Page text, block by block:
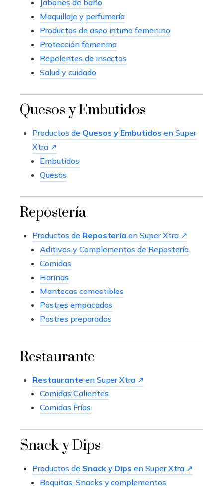
Jabones de baño
Maquillaje y perfumería
Productos de aseo íntimo femenino
Protección femenina
Repelentes de insectos
Salud y cuidado
Quesos y Embutidos
Productos de Quesos y Embutidos en Super
Xtra ↗
Embutidos
Quesos
Repostería
Productos de Repostería en Super Xtra ↗
Aditivos y Complementos de Repostería
Comidas
Harinas
Mantecas comestibles
Postres empacados
Postres preparados
Restaurante
Restaurante en Super Xtra ↗
Comidas Calientes
Comidas Frías
Snack y Dips
Productos de Snack y Dips en Super Xtra ↗
Boquitas, Snacks y complementos